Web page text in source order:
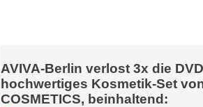
AVIVA-Berlin verlost 3x die
hochwertiges Kosmetik-Set
COSMETICS, beinhaltend: